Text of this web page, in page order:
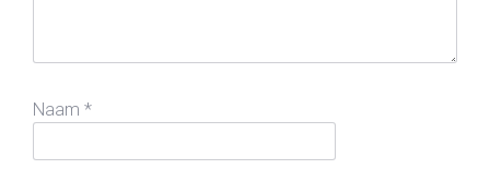
Naam *